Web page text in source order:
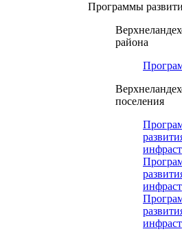
Программы
района
поселения